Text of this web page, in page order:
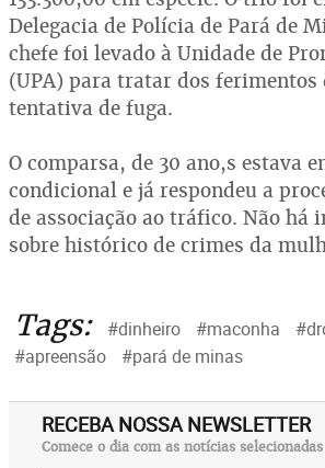
Delegacia de Polícia de Pará de
chefe foi levado à Unidade de
(UPA) para tratar dos ferimentos
tentativa de fuga.
O comparsa, de 30 ano,s estava
condicional e já respondeu a
de associação ao tráfico. Não há
sobre histórico de crimes da
Tags: #dinheiro #maconha
#apreensão
#pará de minas
RECEBA NOSSA NEWSLETTER
Comece o dia com as notícias